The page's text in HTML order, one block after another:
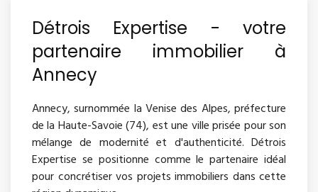
Détrois Expertise - votre
partenaire immobilier à
Annecy
Annecy, surnommée la Venise des Alpes, préfecture
de la Haute-Savoie (74), est une ville prisée pour son
mélange de modernité et d'authenticité. Détrois
Expertise se positionne comme le partenaire idéal
pour concrétiser vos projets immobiliers dans cette